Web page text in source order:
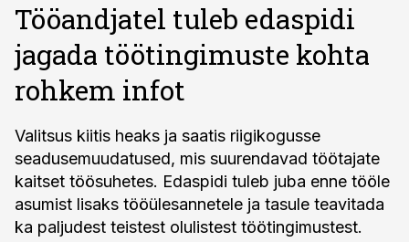
Tööandjatel tuleb edaspidi
jagada töötingimuste kohta
rohkem infot
Valitsus kiitis heaks ja saatis riigikogusse
seadusemuudatused, mis suurendavad töötajate
kaitset töösuhetes. Edaspidi tuleb juba enne tööle
asumist lisaks tööülesannetele ja tasule teavitada
ka paljudest teistest olulistest töötingimustest.